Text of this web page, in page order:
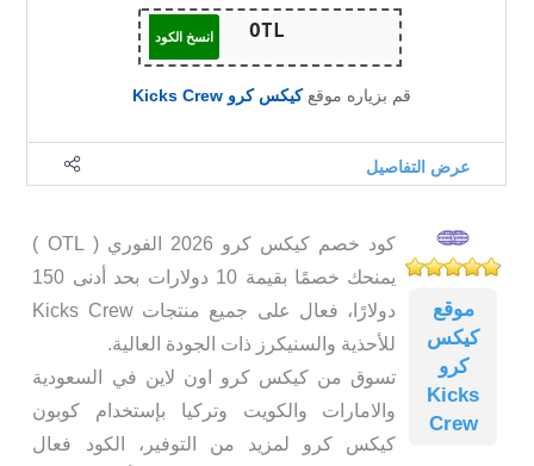
انسخ الكود
قم بزياره موقعكيكس كرو Kicks Crew
عرض التفاصيل
موقع
كيكس
كرو
Kicks
Crew
كود خصم كيكس كرو 2026 الفوري ( OTL )
يمنحك خصمًا بقيمة 10 دولارات بحد أدنى 150
دولارًا، فعال على جميع منتجات Kicks Crew
للأحذية والسنيكرز ذات الجودة العالية.
تسوق من كيكس كرو اون لاين في السعودية
والامارات والكويت وتركيا بإستخدام كوبون
كيكس كرو لمزيد من التوفير، الكود فعال